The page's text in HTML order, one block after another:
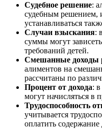
Судебное решение:
судебным решением,
устанавливаться
Случаи взыскания:
суммы могут
требований детей.
Смешанные доходы
алиментов на
рассчитаны по
Процент от дохода:
могут начисляться в
Трудоспособность
учитывается
оплатить содержание